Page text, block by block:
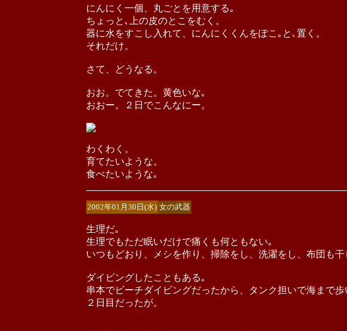
にんにく一個、丸ごとを用意する｡
ちょっと､上の皮のとこをむく。
器に水をすこし入れて、にんにくくんをぽこ｡と､置く。
それだけ。
さて、どうなる。
おお。でてきた。黄色いな｡
おおー。２日でこんなにー。
わくわく。
育てたいような。
食べたいような｡
2002年01月30日(水) 女の武器
生理だ｡
生理でもただ眠いだけで痛くも何ともない｡
いつもどおり、メシを作り、掃除をし、洗濯をし、布団も干
ダイビングしたこともある｡
串本でビーチダイビングだったから、タンク担いで海まで歩
２日目だったが。